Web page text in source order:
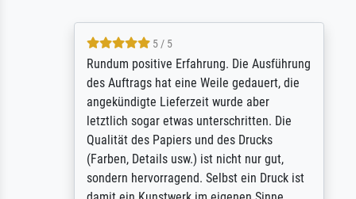
5 / 5
Rundum positive Erfahrung. Die Ausführung
des Auftrags hat eine Weile gedauert, die
angekündigte Lieferzeit wurde aber
letztlich sogar etwas unterschritten. Die
Qualität des Papiers und des Drucks
(Farben, Details usw.) ist nicht nur gut,
sondern hervorragend. Selbst ein Druck ist